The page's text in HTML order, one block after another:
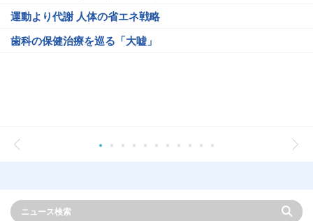
運動より代謝 人体の省エネ戦略
歯科の保健治療を巡る「大嘘」